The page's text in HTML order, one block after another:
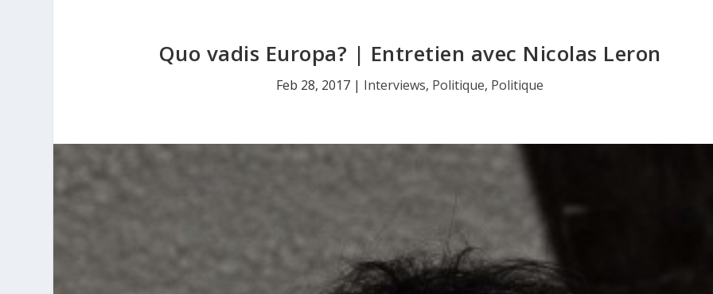
Quo vadis Europa? | Entretien avec Nicolas Leron
Feb 28, 2017| Interviews, Politique, Politique